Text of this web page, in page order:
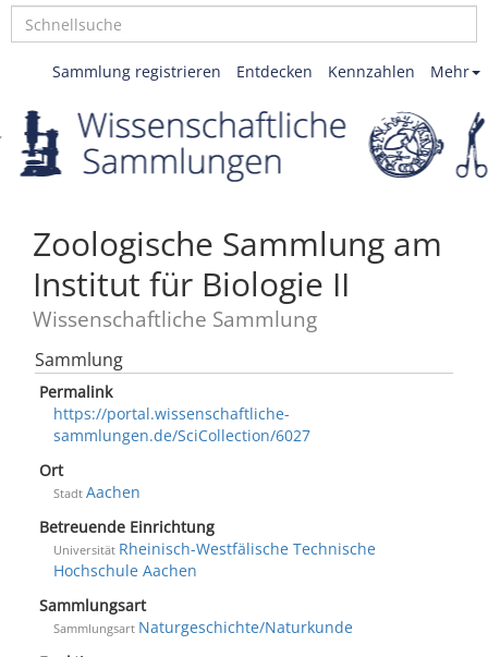
Mehr
Kennzahlen
Entdecken
Sammlung registrieren
Zoologische Sammlung am
Institut für Biologie II
Wissenschaftliche Sammlung
Sammlung
Permalink
https://portal.wissenschaftliche-
sammlungen.de/SciCollection/6027
Ort
Stadt Aachen
Betreuende Einrichtung
Universität Rheinisch-Westfälische Technische
Hochschule Aachen
Sammlungsart
Sammlungsart Naturgeschichte/Naturkunde